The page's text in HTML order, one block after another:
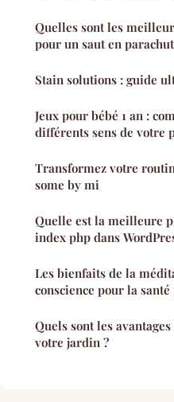
Quelles sont les
pour un saut en
Stain solutions : guide
Jeux pour bébé 1 an :
différents sens de votre
Transformez votre
some by mi
Quelle est la meilleure
index php dans
Les bienfaits de la
conscience pour la
Quels sont les
votre jardin ?